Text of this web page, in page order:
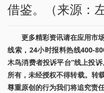
借鉴。（来源：
更多精彩资讯请在应用市
线索，24小时报料热线400-
木鸟消费者投诉平台”线上投
所有，未经授权不得转载。
尊重原创的行为我们将追究责任